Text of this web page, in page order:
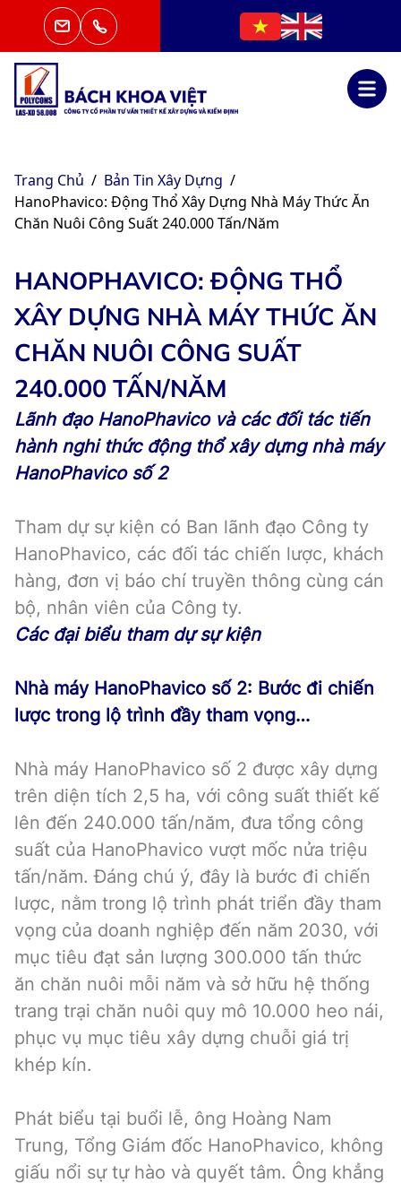
Trang Chủ / Bản Tin Xây Dựng /
HanoPhavico: Động Thổ Xây Dựng Nhà Máy Thức Ăn
Chăn Nuôi Công Suất 240.000 Tấn/năm
HANOPHAVICO: ĐỘNG THỔ
XÂY DỰNG NHÀ MÁY THỨC ĂN
CHĂN NUÔI CÔNG SUẤT
240.000 TẤN/NĂM
Lãnh đạo HanoPhavico và các đối tác tiến
hành nghi thức động thổ xây dựng nhà máy
HanoPhavico số 2
Tham dự sự kiện có Ban lãnh đạo Công ty
HanoPhavico, các đối tác chiến lược, khách
hàng, đơn vị báo chí truyền thông cùng cán
bộ, nhân viên của Công ty.
Các đại biểu tham dự sự kiện
Nhà máy HanoPhavico số 2: Bước đi chiến
lược trong lộ trình đầy tham vọng…
Nhà máy HanoPhavico số 2 được xây dựng
trên diện tích 2,5 ha, với công suất thiết kế
lên đến 240.000 tấn/năm, đưa tổng công
suất của HanoPhavico vượt mốc nửa triệu
tấn/năm. Đáng chú ý, đây là bước đi chiến
lược, nằm trong lộ trình phát triển đầy tham
vọng của doanh nghiệp đến năm 2030, với
mục tiêu đạt sản lượng 300.000 tấn thức
ăn chăn nuôi mỗi năm và sở hữu hệ thống
trang trại chăn nuôi quy mô 10.000 heo nái,
phục vụ mục tiêu xây dựng chuỗi giá trị
khép kín.
Phát biểu tại buổi lễ, ông Hoàng Nam
Trung, Tổng Giám đốc HanoPhavico, không
giấu nổi sự tự hào và quyết tâm. Ông khẳng